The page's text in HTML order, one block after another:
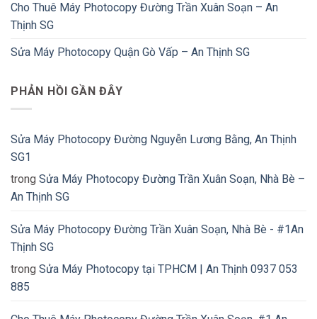
Cho Thuê Máy Photocopy Đường Trần Xuân Soạn – An
Thịnh SG
Sửa Máy Photocopy Quận Gò Vấp – An Thịnh SG
PHẢN HỒI GẦN ĐÂY
Sửa Máy Photocopy Đường Nguyễn Lương Bằng, An Thịnh
SG1
trong Sửa Máy Photocopy Đường Trần Xuân Soạn, Nhà Bè –
An Thịnh SG
Sửa Máy Photocopy Đường Trần Xuân Soạn, Nhà Bè - #1An
Thịnh SG
trong Sửa Máy Photocopy tại TPHCM | An Thịnh 0937 053
885